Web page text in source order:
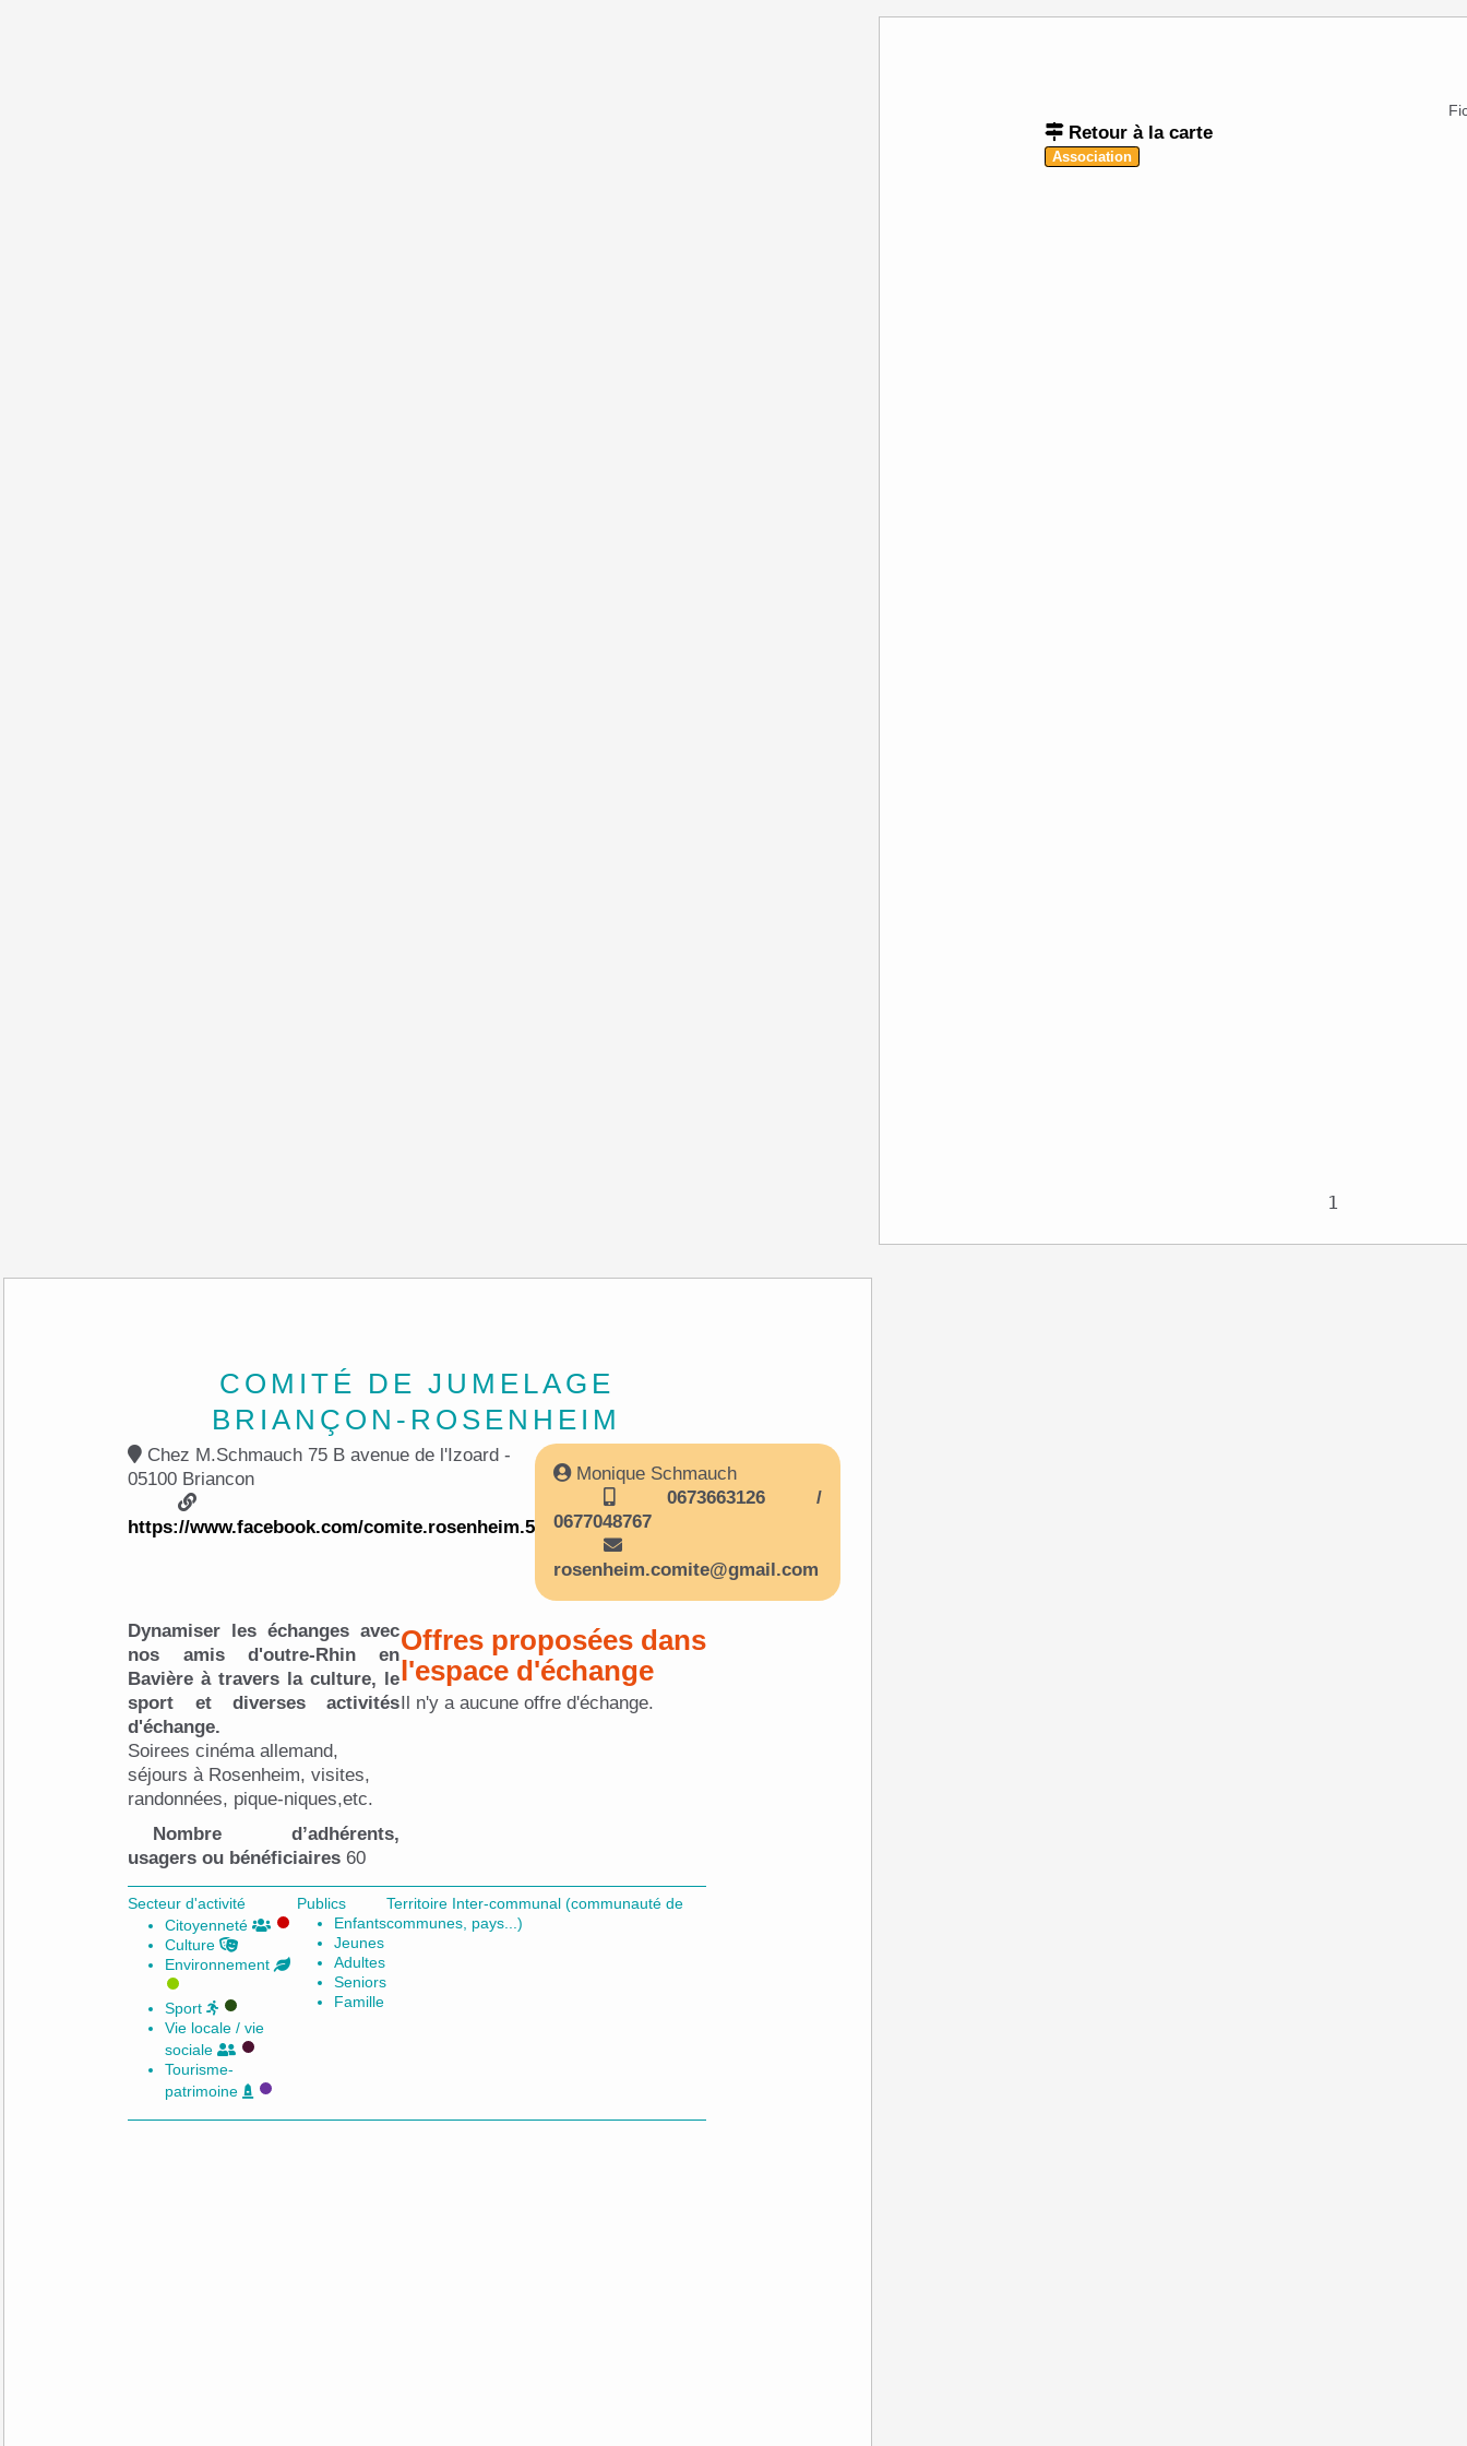
Retour à la carte
Association
COMITÉ DE JUMELAGE
BRIANÇON-ROSENHEIM
Chez M.Schmauch 75 B avenue de l'Izoard -
05100 Briancon
https://www.facebook.com/comite.rosenheim.5
Monique Schmauch
0673663126 /
0677048767
rosenheim.comite@gmail.com
Dynamiser les échanges avec
nos amis d'outre-Rhin en
Bavière à travers la culture, le
sport et diverses activités
d'échange.
Soirees cinéma allemand,
séjours à Rosenheim, visites,
randonnées, pique-niques,etc.
Nombre d’adhérents,
usagers ou bénéficiaires 60
Offres proposées dans
l'espace d'échange
Il n'y a aucune offre d'échange.
Secteur d'activité
Citoyenneté
Culture
Environnement
Sport
Vie locale / vie
sociale
Tourisme-
patrimoine
Publics
Enfants
Jeunes
Adultes
Seniors
Famille
Territoire Inter-communal (communauté de
communes, pays...)